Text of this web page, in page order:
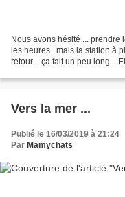
Nous avons hésité ... prendre
les heures...mais la station à
retour ...ça fait un peu long...
Vers la mer ...
Publié le 16/03/2019 à 21:24
Par Mamychats